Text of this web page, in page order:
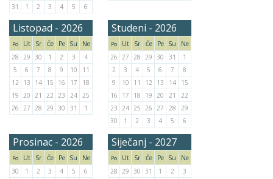
31 1 2 3 4 5 6
Listopad - 2026
Po Ut Sr Če Pe Su
Ne
28 29 30 1 2 3
4
5
6 7 8 9 10
11
12
13 14 15 16 17
18
19 20 21 22 23 24
25
26 27 28 29 30 31 1
Studeni - 2026
Po Ut Sr Če Pe Su
Ne
26 27 28 29 30 31
1
2
3 4 5 6 7
8
9
10 11 12 13 14
15
16
17 18 19 20 21
22
23 24 25 26 27 28
29
30
1 2 3 4 5 6
Prosinac - 2026
Po Ut Sr Če Pe Su
Ne
30
1 2 3 4 5
6
Siječanj - 2027
Po Ut Sr Če Pe Su
Ne
28 29 30 31 1 2
3